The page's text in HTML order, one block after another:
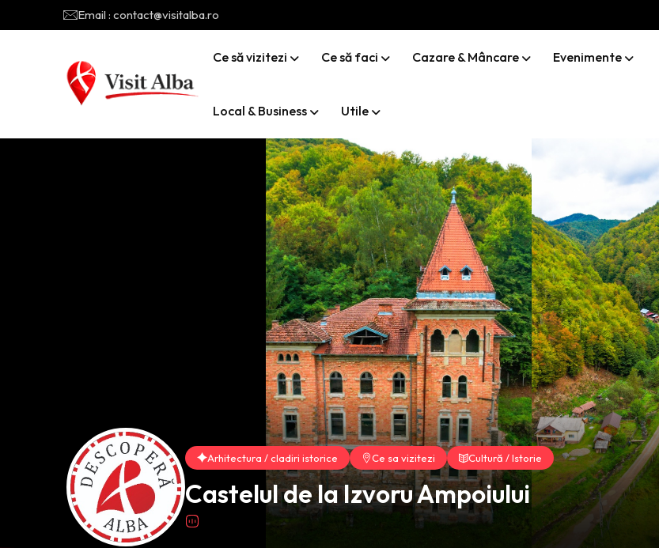
Email : contact@visitalba.ro
Ce să vizitezi Ce să faci Cazare & Mâncare Evenimente
Local & Business Utile
Arhitectura / cladiri istorice Ce sa vizitezi Cultură / Istorie
Castelul de la Izvoru Ampoiului